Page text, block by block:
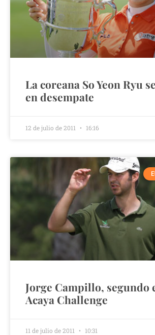
La coreana So Yeon Ryu
en desempate
12 de julio de 2011 16:16
Jorge Campillo, segundo
Acaya Challenge
11 de julio de 2011 10:31